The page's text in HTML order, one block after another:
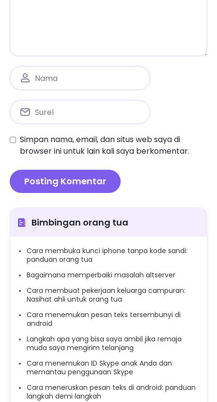
Simpan nama, email, dan situs web saya di
browser ini untuk lain kali saya berkomentar.
Bimbingan orang tua
Cara membuka kunci iphone tanpa kode sandi:
panduan orang tua
Bagaimana memperbaiki masalah altserver
Cara membuat pekerjaan keluarga campuran:
Nasihat ahli untuk orang tua
Cara menemukan pesan teks tersembunyi di
android
Langkah apa yang bisa saya ambil jika remaja
muda saya mengirim telanjang
Cara menemukan ID Skype anak Anda dan
memantau penggunaan Skype
Cara meneruskan pesan teks di android: panduan
langkah demi langkah